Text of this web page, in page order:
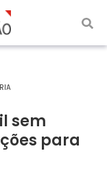
sem
para